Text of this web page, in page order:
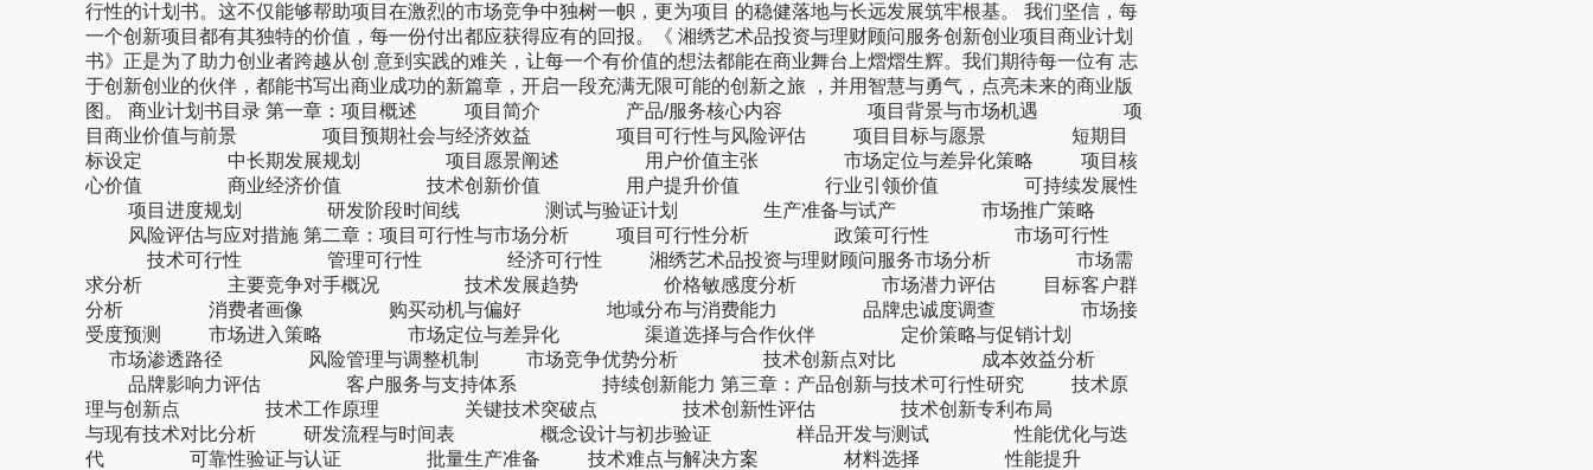
行性的计划书。这不仅能够帮助项目在激烈的市场竞争中独树一帜，更为项目 的稳健落地与长远发展筑牢根基。 我们坚信，每
一个创新项目都有其独特的价值，每一份付出都应获得应有的回报。《 湘绣艺术品投资与理财顾问服务创新创业项目商业计划
书》正是为了助力创业者跨越从创 意到实践的难关，让每一个有价值的想法都能在商业舞台上熠熠生辉。我们期待每一位有 志
于创新创业的伙伴，都能书写出商业成功的新篇章，开启一段充满无限可能的创新之旅 ，并用智慧与勇气，点亮未来的商业版
图。 商业计划书目录 第一章：项目概述 项目简介 产品/服务核心内容 项目背景与市场机遇 项
目商业价值与前景 项目预期社会与经济效益 项目可行性与风险评估 项目目标与愿景 短期目
标设定 中长期发展规划 项目愿景阐述 用户价值主张 市场定位与差异化策略 项目核
心价值 商业经济价值 技术创新价值 用户提升价值 行业引领价值 可持续发展性
项目进度规划 研发阶段时间线 测试与验证计划 生产准备与试产 市场推广策略
风险评估与应对措施 第二章：项目可行性与市场分析 项目可行性分析 政策可行性 市场可行性
技术可行性 管理可行性 经济可行性 湘绣艺术品投资与理财顾问服务市场分析 市场需
求分析 主要竞争对手概况 技术发展趋势 价格敏感度分析 市场潜力评估 目标客户群
分析 消费者画像 购买动机与偏好 地域分布与消费能力 品牌忠诚度调查 市场接
受度预测 市场进入策略 市场定位与差异化 渠道选择与合作伙伴 定价策略与促销计划
市场渗透路径 风险管理与调整机制 市场竞争优势分析 技术创新点对比 成本效益分析
品牌影响力评估 客户服务与支持体系 持续创新能力 第三章：产品创新与技术可行性研究 技术原
理与创新点 技术工作原理 关键技术突破点 技术创新性评估 技术创新专利布局
与现有技术对比分析 研发流程与时间表 概念设计与初步验证 样品开发与测试 性能优化与迭
代 可靠性验证与认证 批量生产准备 技术难点与解决方案 材料选择 性能提升